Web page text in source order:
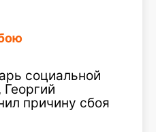
социальной
Георгий
причину сбоя